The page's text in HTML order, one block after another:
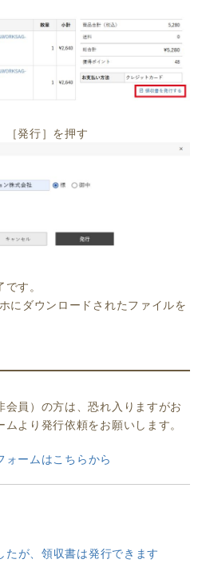
発行］を押す
す。
にダウンロードされたファイルを
員）の方は、恐れ入りますがお
より発行依頼をお願いします。
ォームはこちらから
たが、領収書は発行できます